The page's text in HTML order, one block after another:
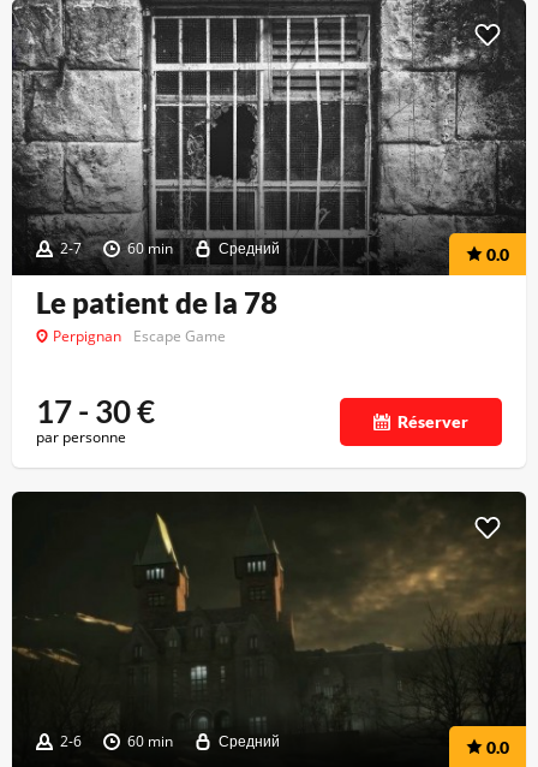
2-7 60 min Средний 0.0
Le patient de la 78
Perpignan Escape Game
17 - 30€
par personne
Réserver
2-6 60 min Средний 0.0